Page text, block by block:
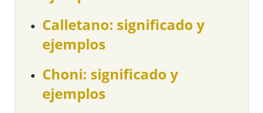
Calletano: significado y
ejemplos
Choni: significado y
ejemplos